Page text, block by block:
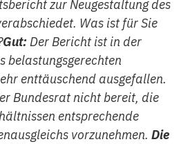
zur Neugestaltung des
Was ist für Sie
Gut:Der Bericht ist in der
belastungsgerechten
enttäuschend ausgefallen.
Bundesrat nicht bereit, die
entsprechende
vorzunehmen. Die